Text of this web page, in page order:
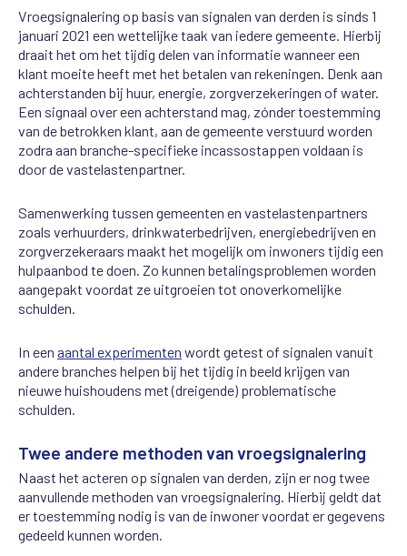
Vroegsignalering op basis van signalen van derden is sinds 1
januari 2021 een wettelijke taak van iedere gemeente. Hierbij
draait het om het tijdig delen van informatie wanneer een
klant moeite heeft met het betalen van rekeningen. Denk aan
achterstanden bij huur, energie, zorgverzekeringen of water.
Een signaal over een achterstand mag, zónder toestemming
van de betrokken klant, aan de gemeente verstuurd worden
zodra aan branche-specifieke incassostappen voldaan is
door de vastelastenpartner.
Samenwerking tussen gemeenten en vastelastenpartners
zoals verhuurders, drinkwaterbedrijven, energiebedrijven en
zorgverzekeraars maakt het mogelijk om inwoners tijdig een
hulpaanbod te doen. Zo kunnen betalingsproblemen worden
aangepakt voordat ze uitgroeien tot onoverkomelijke
schulden.
In een aantal experimenten wordt getest of signalen vanuit
andere branches helpen bij het tijdig in beeld krijgen van
nieuwe huishoudens met (dreigende) problematische
schulden.
Twee andere methoden van vroegsignalering
Naast het acteren op signalen van derden, zijn er nog twee
aanvullende methoden van vroegsignalering. Hierbij geldt dat
er toestemming nodig is van de inwoner voordat er gegevens
gedeeld kunnen worden.